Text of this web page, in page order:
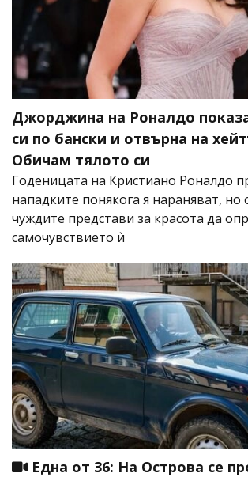
Джорджина на Роналдо
си по бански и отвърна на
Обичам тялото си
Годеницата на Кристиано Роналдо
нападките понякога я нараняват, но
чуждите представи за красота да
самочувствието ѝ
Една от 36: На Острова се